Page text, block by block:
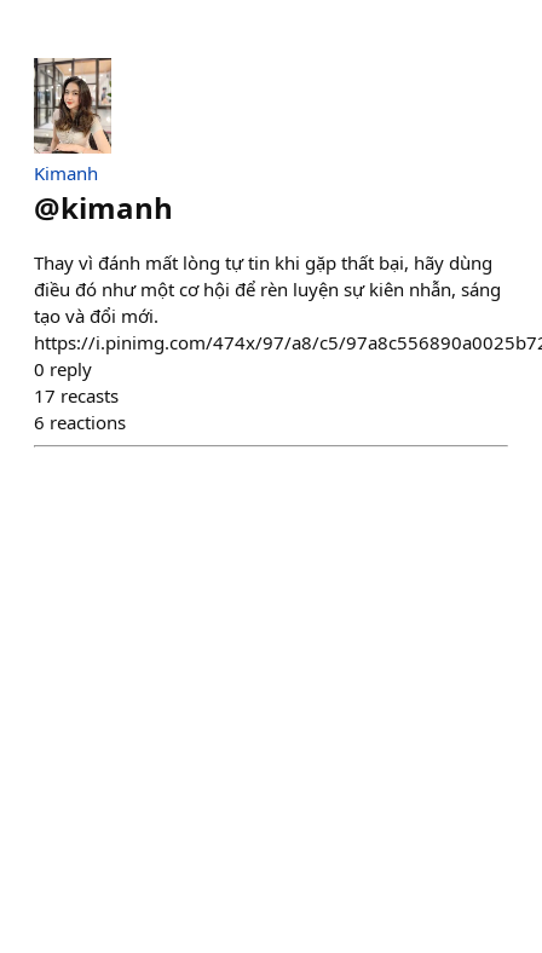
Kimanh
@kimanh
Thay vì đánh mất lòng tự tin khi gặp thất bại, hãy dùng
điều đó như một cơ hội để rèn luyện sự kiên nhẫn, sáng
tạo và đổi mới.
https://i.pinimg.com/474x/97/a8/c5/
0 reply
17 recasts
6 reactions